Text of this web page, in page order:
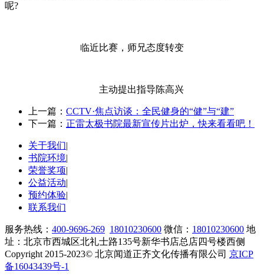
呢?
临近比赛，师兄态度转变
主动提出指导陈高兴
上一篇： CCTV·焦点访谈：全民健身的“健”与“建”
下一篇： 正雷太极书院最新宣传片出炉，快来看看吧！
关于我们|
书院环境|
荣誉奖项|
公益活动|
预约体验|
联系我们
服务热线： 400-9696-269 18010230600 微信： 18010230600 地
址：北京市西城区北礼士路135号新华书店总店四号楼西侧
Copyright 2015-2023© 北京闻道正齐文化传播有限公司 京ICP
备16043439号-1